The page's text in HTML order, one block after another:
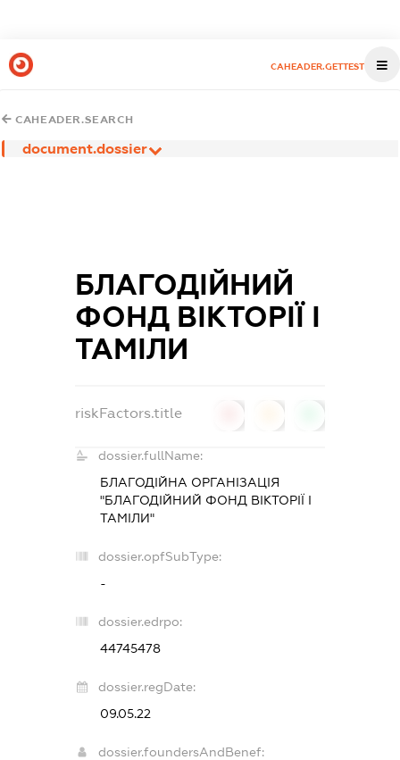
CAHEADER.GETTEST
CAHEADER.SEARCH
document.dossier
БЛАГОДІЙНИЙ
ФОНД ВІКТОРІЇ І
ТАМІЛИ
riskFactors.title
dossier.fullName:
БЛАГОДІЙНА ОРГАНІЗАЦІЯ
"БЛАГОДІЙНИЙ ФОНД ВІКТОРІЇ І
ТАМІЛИ"
dossier.opfSubType:
-
dossier.edrpo:
44745478
dossier.regDate:
09.05.22
dossier.foundersAndBenef: